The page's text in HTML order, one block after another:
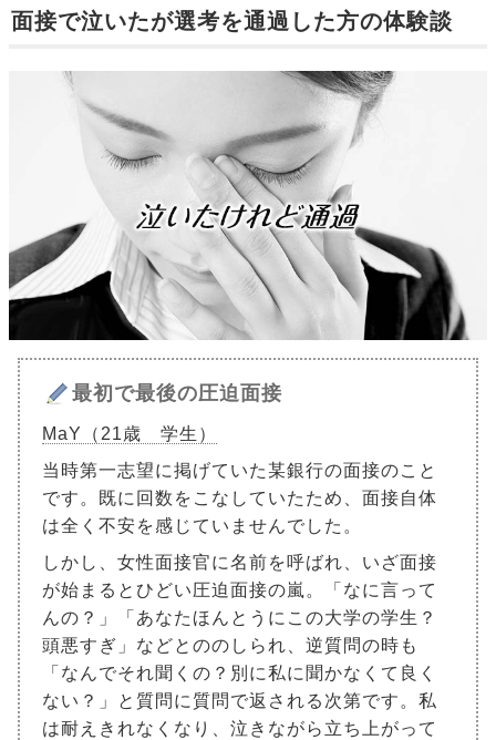
面接で泣いたが選考を通過した方の体験談
最初で最後の圧迫面接
MaY（21歳 学生）
当時第一志望に掲げていた某銀行の面接のこと
です。既に回数をこなしていたため、面接自体
は全く不安を感じていませんでした。
しかし、女性面接官に名前を呼ばれ、いざ面接
が始まるとひどい圧迫面接の嵐。「なに言って
んの？」「あなたほんとうにこの大学の学生？
頭悪すぎ」などとののしられ、逆質問の時も
「なんでそれ聞くの？別に私に聞かなくて良く
ない？」と質問に質問で返される次第です。私
は耐えきれなくなり、泣きながら立ち上がって